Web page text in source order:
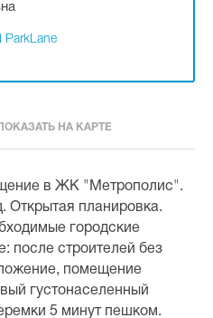
ParkLane
ПОКАЗАТЬ НА КАРТЕ
в ЖК "Метрополис".
Открытая планировка.
городские
после строителей без
помещение
густонаселенный
5 минут пешком.